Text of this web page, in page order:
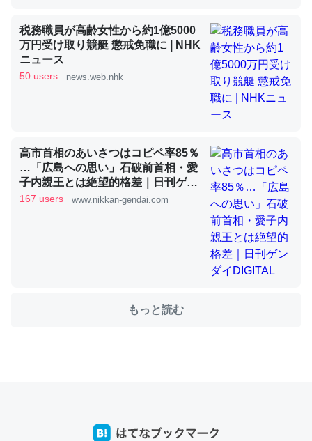
いる鋏角類（カブトガニ・ウミグモ）はカルシウムを使わ
ずキチンを強化してる筈だが、酵素が違うのか？
─ニュース :: 【研究発表】昆虫学の大問題＝「昆虫はなぜ海にいな
これを元に考えるとカルシウムを大量に使う脊椎動物と貝
類は苦労してるんだな…。腹足類だと殻を無くしてナメク
ジになったり努力してるし。
─ニュース :: 【研究発表】昆虫学の大問題＝「昆虫はなぜ海にいな
税務職員が高齢女性から約1億5000
万円受け取り競艇 懲戒免職に | NHK
ニュース
50 users news.web.nhk
高市首相のあいさつはコピペ率85％
…「広島への思い」石破前首相・愛
子内親王とは絶望的格差｜日刊ゲン
ダイDIGITAL
167 users www.nikkan-gendai.com
もっと読む